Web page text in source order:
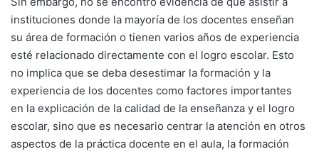
instituciones donde la mayoría de los docentes enseñan
su área de formación o tienen varios años de experiencia
esté relacionado directamente con el logro escolar. Esto
no implica que se deba desestimar la formación y la
experiencia de los docentes como factores importantes
en la explicación de la calidad de la enseñanza y el logro
escolar, sino que es necesario centrar la atención en otros
aspectos de la práctica docente en el aula, la formación